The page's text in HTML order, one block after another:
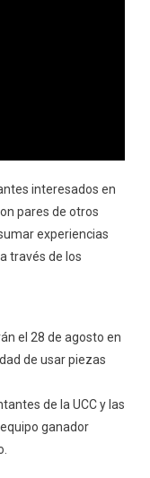
interesados en
pares de otros
experiencias
través de los
el 28 de agosto en
de usar piezas
de la UCC y las
ganador